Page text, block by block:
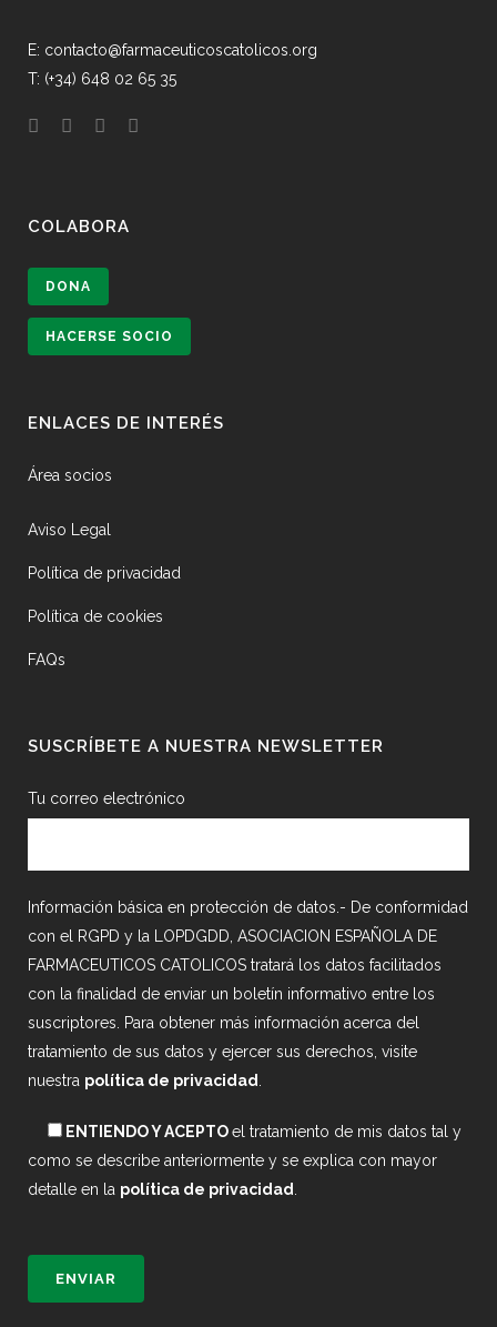
E: contacto@farmaceuticoscatolicos.org
T: (+34) 648 02 65 35
COLABORA
DONA
HACERSE SOCIO
ENLACES DE INTERÉS
Área socios
Aviso Legal
Política de privacidad
Política de cookies
FAQs
SUSCRÍBETE A NUESTRA NEWSLETTER
Tu correo electrónico
Información básica en protección de datos.- De conformidad
con el RGPD y la LOPDGDD, ASOCIACION ESPAÑOLA DE
FARMACEUTICOS CATOLICOS tratará los datos facilitados
con la finalidad de enviar un boletín informativo entre los
suscriptores. Para obtener más información acerca del
tratamiento de sus datos y ejercer sus derechos, visite
nuestra política de privacidad
ENTIENDO Y ACEPTOel tratamiento de mis datos tal y
como se describe anteriormente y se explica con mayor
detalle en la política de privacidad